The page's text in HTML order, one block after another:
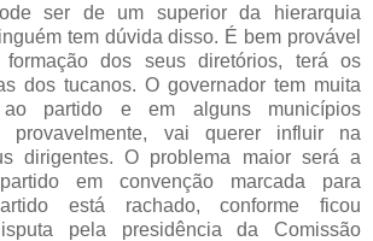
ser de um superior da hierarquia
tem dúvida disso. É bem provável
dos seus diretórios, terá os
dos tucanos. O governador tem muita
ao partido e em alguns municípios
provavelmente, vai querer influir na
dirigentes. O problema maior será a
em convenção marcada para
está rachado, conforme ficou
pela presidência da Comissão